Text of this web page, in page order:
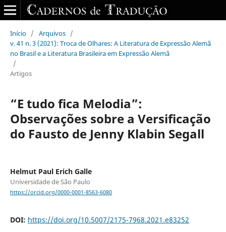
Início / Arquivos /
v. 41 n. 3 (2021): Troca de Olhares: A Literatura de Expressão Alemã
no Brasil e a Literatura Brasileira em Expressão Alemã
/
Artigos
“E tudo fica Melodia”:
Observações sobre a Versificação
do Fausto de Jenny Klabin Segall
Helmut Paul Erich Galle
Universidade de São Paulo
https://orcid.org/0000-0001-8563-6080
DOI: https://doi.org/10.5007/2175-7968.2021.e83252